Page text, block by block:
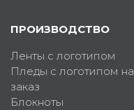
ПРОИЗВОДСТВО
Ленты с логотипом
Пледы с логотипом на
заказ
Блокноты